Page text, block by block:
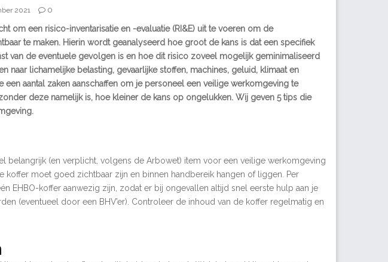
2021 0
om een risico-inventarisatie en -evaluatie (RI&E) uit te voeren om de
te maken. Hierin wordt geanalyseerd hoe groot de kans is dat een specifiek
van de eventuele gevolgen is en hoe dit risico zoveel mogelijk geminimaliseerd
naar lichamelijke belasting, gevaarlijke stoffen, machines, geluid, klimaat en
een aantal zaken aanschaffen om je personeel een veilige werkomgeving te
deze namelijk is, hoe kleiner de kans op ongelukken. Wij geven 5 tips die
belangrijk (en verplicht, volgens de Arbowet) item voor een veilige werkomgeving
koffer moet goed zichtbaar zijn en binnen handbereik hangen of liggen. Per
EHBO-koffer aanwezig zijn, zodat er bij ongevallen altijd snel eerste hulp aan je
(eventueel door een BHV’er). Controleer de inhoud van de koffer regelmatig en